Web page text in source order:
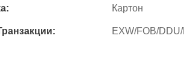
Картон
EXW/FOB/